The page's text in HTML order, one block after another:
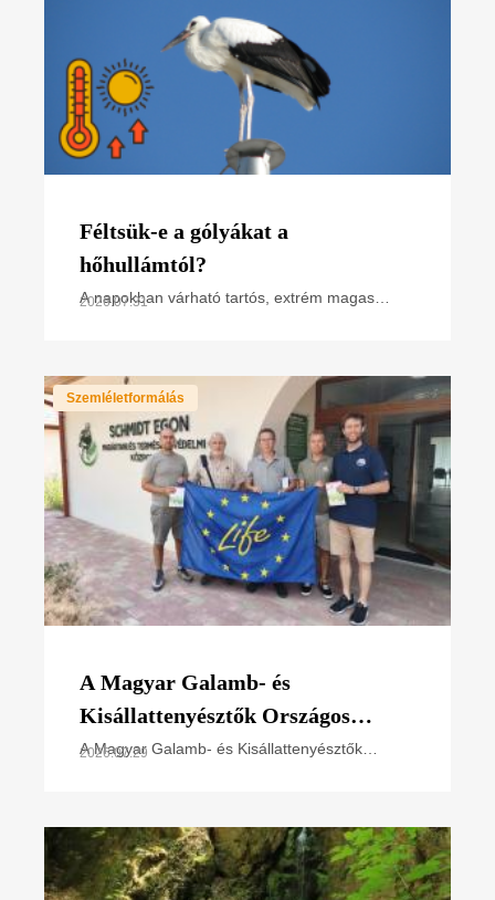
Féltsük-e a gólyákat a
hőhullámtól?
A napokban várható tartós, extrém magas
2026.07.31
Szemléletformálás
A Magyar Galamb- és
Kisállattenyésztők Országos
Szövetségének elnökével
A Magyar Galamb- és Kisállattenyésztők
2026.07.29